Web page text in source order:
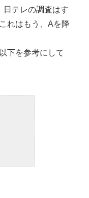
日テレの調査はす
れはもう、Aを降
下を参考にして